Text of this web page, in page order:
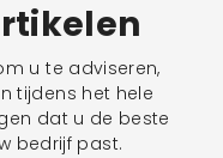
u te adviseren,
tijdens het hele
dat u de beste
bedrijf past.